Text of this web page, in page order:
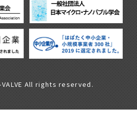
VALVE All rights reserved.